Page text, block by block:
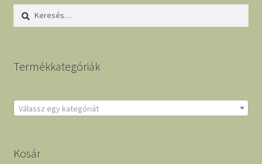
Keresés:
Termékkategóriák
Válassz egy kategóriát
Kosár